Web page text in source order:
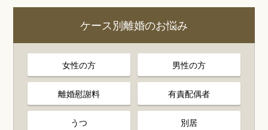
ケース別離婚のお悩み
女性の方 男性の方
離婚慰謝料 有責配偶者
うつ 別居